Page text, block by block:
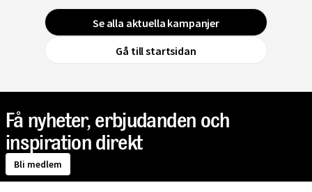
Se alla aktuella kampanjer
Gå till startsidan
Få nyheter, erbjudanden och
inspiration direkt
Bli medlem